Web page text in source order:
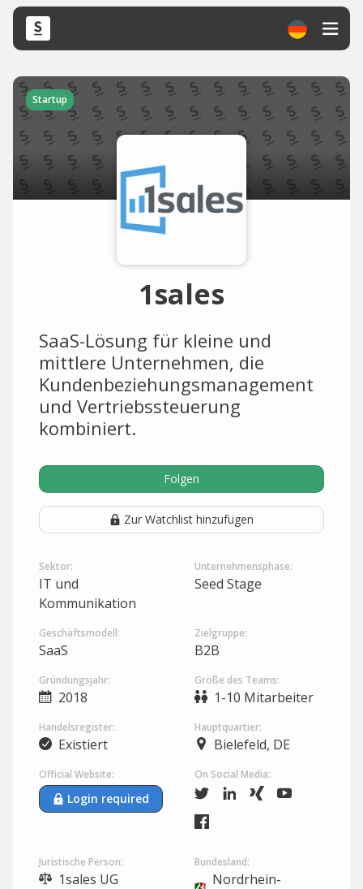
Startup
1sales
SaaS-Lösung für kleine und
mittlere Unternehmen, die
Kundenbeziehungsmanagement
und Vertriebssteuerung
kombiniert.
Folgen
Zur Watchlist hinzufügen
Sektor:
IT und
Kommunikation
Unternehmensphase:
Seed Stage
Geschäftsmodell:
SaaS
Zielgruppe:
B2B
Gründungsjahr:
2018
Größe des Teams:
1-10 Mitarbeiter
Handelsregister:
Existiert
Hauptquartier:
Bielefeld, DE
Official Website:
Login required
On Social Media:
Juristische Person:
1sales UG
Bundesland:
Nordrhein-